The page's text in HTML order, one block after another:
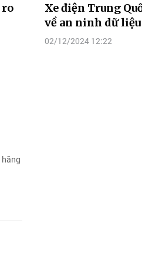
ro
Xe điện Trung
về an ninh dữ liệu
02/12/2024 12:22